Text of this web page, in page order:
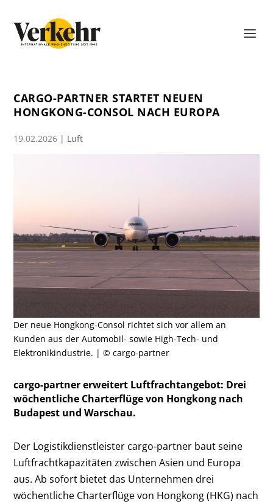
CARGO-PARTNER STARTET NEUEN
HONGKONG-CONSOL NACH EUROPA
19.02.2026 | Luft
Der neue Hongkong-Consol richtet sich vor allem an
Kunden aus der Automobil- sowie High-Tech- und
Elektronikindustrie. | © cargo-partner
cargo-partner erweitert Luftfrachtangebot: Drei
wöchentliche Charterflüge von Hongkong nach
Budapest und Warschau.
Der Logistikdienstleister cargo-partner baut seine
Luftfrachtkapazitäten zwischen Asien und Europa
aus. Ab sofort bietet das Unternehmen drei
wöchentliche Charterflüge von Hongkong (HKG) nach